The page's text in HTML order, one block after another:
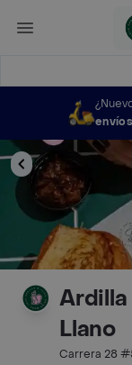
Ardilla
Llano
Carrera 28